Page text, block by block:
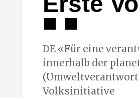
■ ■
DE «Für eine
innerhalb der
Volksinitiative